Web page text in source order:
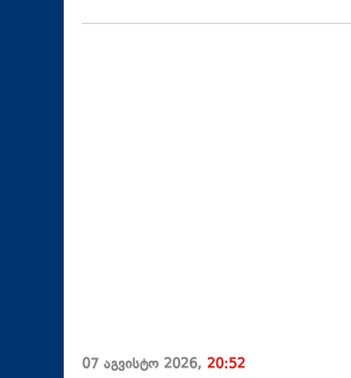
07 აგვისტო 2026, 20:52